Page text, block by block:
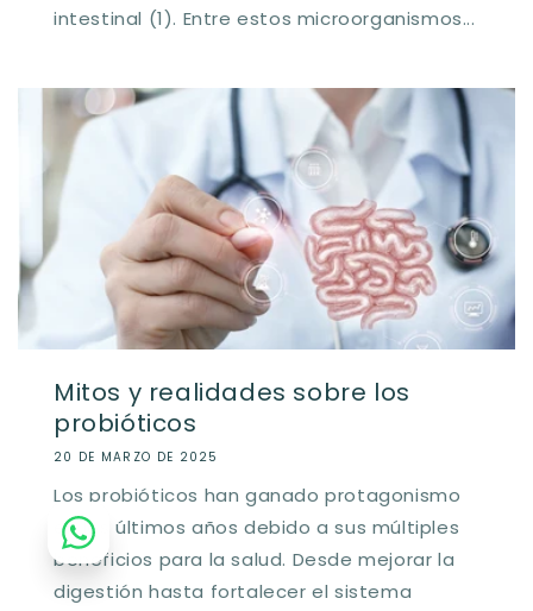
intestinal (1). Entre estos microorganismos...
Mitos y realidades sobre los
probióticos
20 DE MARZO DE 2025
Los probióticos han ganado protagonismo
en los últimos años debido a sus múltiples
beneficios para la salud. Desde mejorar la
digestión hasta fortalecer el sistema